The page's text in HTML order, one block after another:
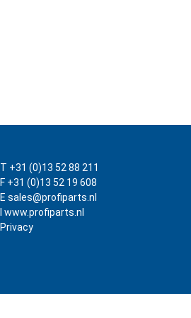
T +31 (0)13 52 88 211
F +31 (0)13 52 19 608
E sales@profiparts.nl
I www.profiparts.nl
Privacy